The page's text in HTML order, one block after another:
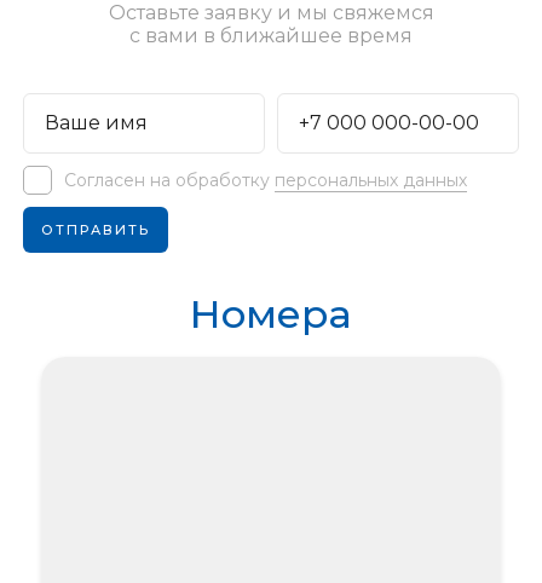
Оставьте заявку и мы свяжемся
с вами в ближайшее время
Согласен на обработку персональных данных
Номера